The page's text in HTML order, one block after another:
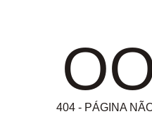
404 - PÁGINA